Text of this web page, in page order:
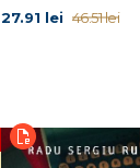
27.91 lei 46.51 lei